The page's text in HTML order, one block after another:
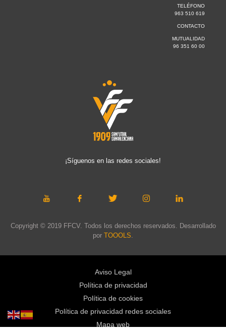
TELÉFONO
963 510 619
CONTACTO
MUTUALIDAD
96 351 60 00
¡Síguenos en las redes sociales!
Copyright © 2019 FFCV. Todos los derechos reservados. Desarrollado
por TOOOLS
Aviso Legal
Política de privacidad
Política de cookies
Política de privacidad redes sociales
Mapa web